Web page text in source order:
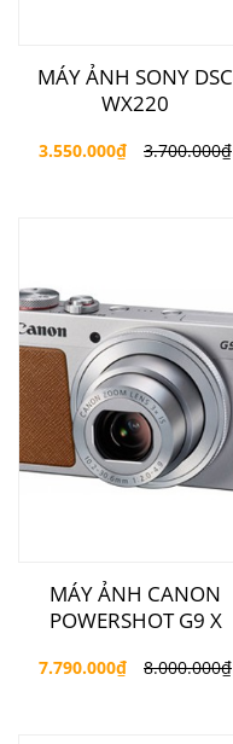
MÁY ẢNH SONY DSC
WX220
3.550.000₫ 3.700.000₫
MÁY ẢNH CANON
POWERSHOT G9 X
7.790.000₫ 8.000.000₫